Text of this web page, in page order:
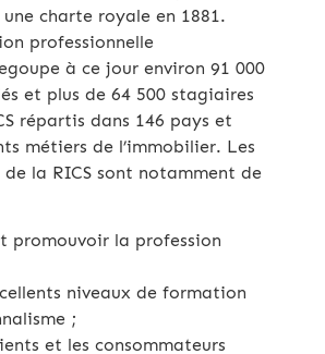
charte royale en 1881.
professionnelle
à ce jour environ 91 000
et plus de 64 500 stagiaires
répartis dans 146 pays et
métiers de l’immobilier. Les
la RICS sont notamment de
promouvoir la profession
niveaux de formation
;
et les consommateurs